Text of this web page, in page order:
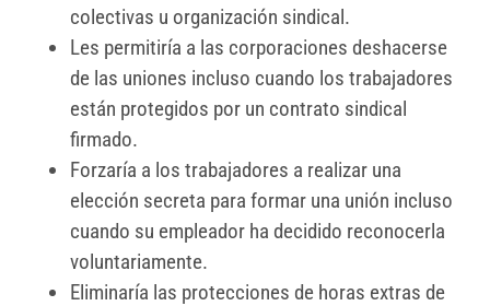
colectivas u organización sindical.
Les permitiría a las corporaciones deshacerse
de las uniones incluso cuando los trabajadores
están protegidos por un contrato sindical
firmado.
Forzaría a los trabajadores a realizar una
elección secreta para formar una unión incluso
cuando su empleador ha decidido reconocerla
voluntariamente.
Eliminaría las protecciones de horas extras de